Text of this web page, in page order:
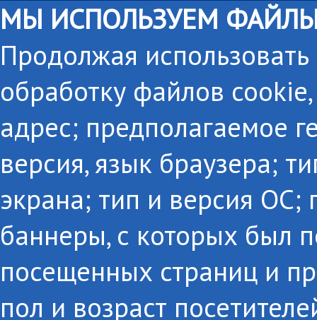
МЫ ИСПОЛЬЗУЕМ ФАЙЛЫ
Продолжая
обработку файлов
адрес; предполагаемое
версия, язык браузера;
экрана; тип и версия
баннеры, с которых был
посещенных страниц и
пол и возраст